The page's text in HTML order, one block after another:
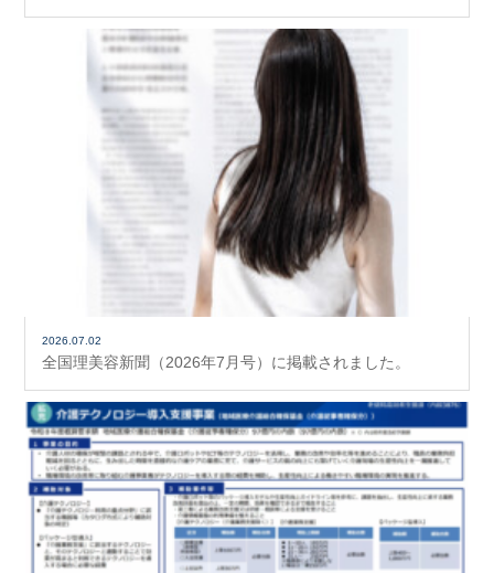
2026.07.02
全国理美容新聞（2026年7月号）に掲載されました。